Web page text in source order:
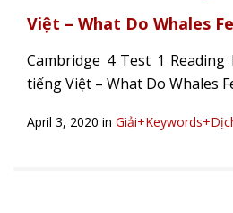
Việt – What Do Whales
Cambridge 4 Test 1 Reading
tiếng Việt – What Do Whales
April 3, 2020 in